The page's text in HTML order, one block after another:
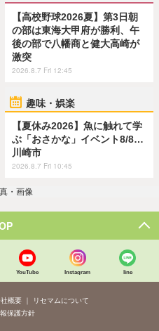
【高校野球2026夏】第3日朝
の部は東海大甲府が勝利、午
後の部で八幡商と健大高崎が
激突
2026.8.7 Fri 12:45
趣味・娯楽
【夏休み2026】魚に触れて学
ぶ「おさかな」イベント8/8…
川崎市
2026.8.7 Fri 10:45
・画像
YouTube Instagram line
概要
リセマムについて
保護方針